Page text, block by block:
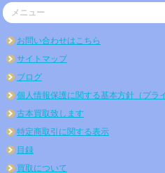
メニュー
お問い合わせはこちら
サイトマップ
ブログ
個人情報保護に関する基本方針（プラ
古本買取致します
特定商取引に関する表示
目録
買取について